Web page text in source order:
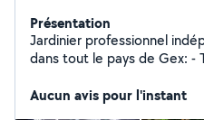
Présentation
Jardinier professionnel
dans tout le pays de Gex: -
nettoyages divers de jardin
Aucun avis pour l'instant